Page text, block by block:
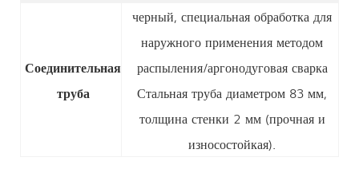
Соединительная
труба
черный, специальная обработка для
наружного применения методом
распыления/аргонодуговая сварка
Стальная труба диаметром 83 мм,
толщина стенки 2 мм (прочная и
износостойкая).